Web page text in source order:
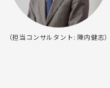
（担当コンサルタント: 陣内健志）